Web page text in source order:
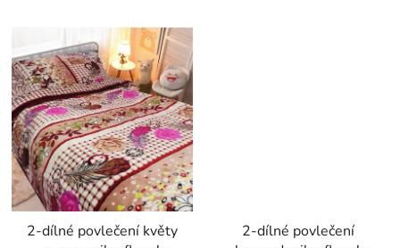
2-dílné povlečení květy
2-dílné povlečení